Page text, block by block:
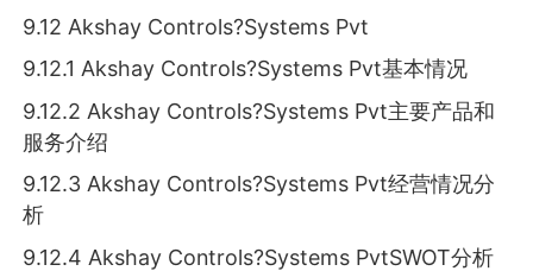
9.12 Akshay Controls?Systems Pvt
9.12.1 Akshay Controls?Systems Pvt基本情况
9.12.2 Akshay Controls?Systems Pvt主要产品和
服务介绍
9.12.3 Akshay Controls?Systems Pvt经营情况分
析
9.12.4 Akshay Controls?Systems PvtSWOT分析